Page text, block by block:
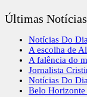
Últimas Notícias
Notícias Do
A escolha de
A falência do
Jornalista
Notícias Do
Belo Horizonte